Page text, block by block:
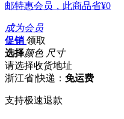
邮特惠会员，此商品省¥0
成为会员
促销 领取
选择颜色 尺寸
请选择收货地址
浙江省|快递： 免运费
支持极速退款